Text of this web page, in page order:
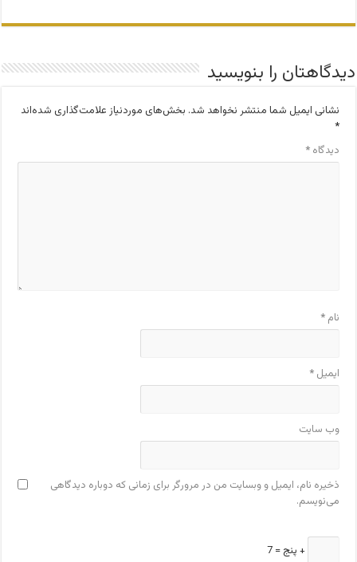
دیدگاهتان را بنویسید
نشانی ایمیل شما منتشر نخواهد شد. بخش‌های موردنیاز علامت‌گذاری شده‌اند
*
دیدگاه*
نام*
ایمیل*
وب‌ سایت
ذخیره نام، ایمیل و وبسایت من در مرورگر برای زمانی که دوباره دیدگاهی
می‌نویسم.
+ پنج = 7